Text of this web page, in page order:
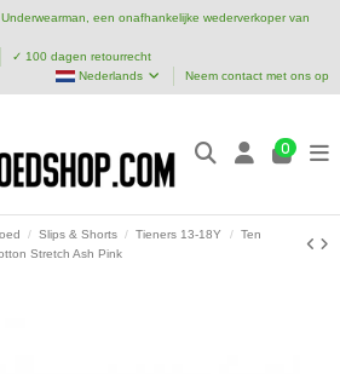
een onafhankelijke wederverkoper van
✓ 100 dagen retourrecht
Nederlands
Neem contact met ons op
0
Slips & Shorts Tieners 13-18Y
Ten
Stretch Ash Pink